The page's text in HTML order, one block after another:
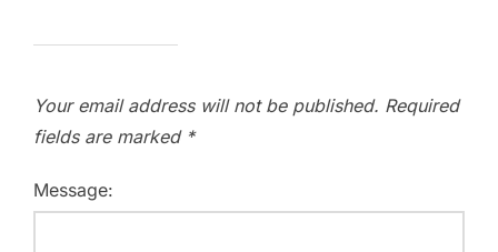
Your email address will not be published. Required
fields are marked *
Message: